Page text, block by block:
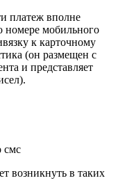
платеж вполне
номере мобильного
к карточному
(он размещен с
и представляет
возникнуть в таких